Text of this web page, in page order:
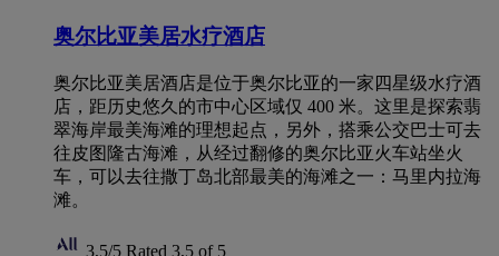
奥尔比亚美居水疗酒店
奥尔比亚美居酒店是位于奥尔比亚的一家四星级水疗酒
店，距历史悠久的市中心区域仅 400 米。这里是探索翡
翠海岸最美海滩的理想起点，另外，搭乘公交巴士可去
往皮图隆古海滩，从经过翻修的奥尔比亚火车站坐火
车，可以去往撒丁岛北部最美的海滩之一：马里内拉海
滩。
3,5/5 Rated 3,5 of 5